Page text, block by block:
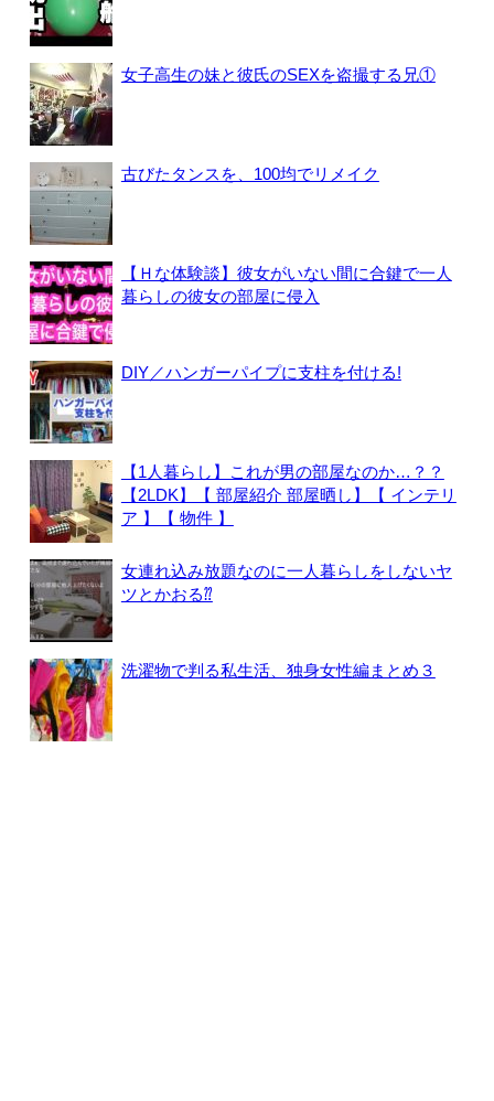
女子高生の妹と彼氏のSEXを盗撮する兄①
古びたタンスを、100均でリメイク
【Ｈな体験談】彼女がいない間に合鍵で一人
暮らしの彼女の部屋に侵入
DIY／ハンガーパイプに支柱を付ける!
【1人暮らし】これが男の部屋なのか…？？
【2LDK】【 部屋紹介 部屋晒し】【 インテリ
ア 】【 物件 】
女連れ込み放題なのに一人暮らしをしないヤ
ツとかおる⁇
洗濯物で判る私生活、独身女性編まとめ３